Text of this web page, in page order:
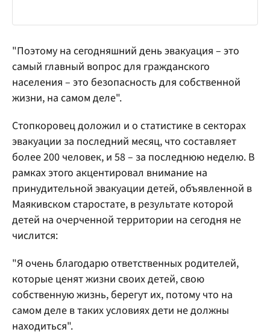
"Поэтому на сегодняшний день эвакуация – это
самый главный вопрос для гражданского
населения – это безопасность для собственной
жизни, на самом деле".
Стопкоровец доложил и о статистике в секторах
эвакуации за последний месяц, что составляет
более 200 человек, и 58 – за последнюю неделю. В
рамках этого акцентировал внимание на
принудительной эвакуации детей, объявленной в
Маякивском старостате, в результате которой
детей на очерченной территории на сегодня не
числится:
"Я очень благодарю ответственных родителей,
которые ценят жизни своих детей, свою
собственную жизнь, берегут их, потому что на
самом деле в таких условиях дети не должны
находиться".